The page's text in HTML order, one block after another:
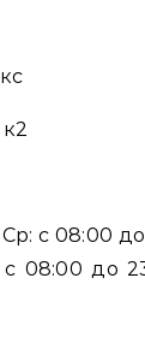
с 08:00
08:00 до